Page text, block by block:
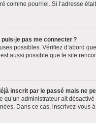
comme pourriel. Si l’adresse
puis-je pas me connecter ?
possibles. Vérifiez d’abord
aussi possible que le site
inscrit par le passé mais ne
qu’un administrateur ait
Dans ce cas, inscrivez-vous